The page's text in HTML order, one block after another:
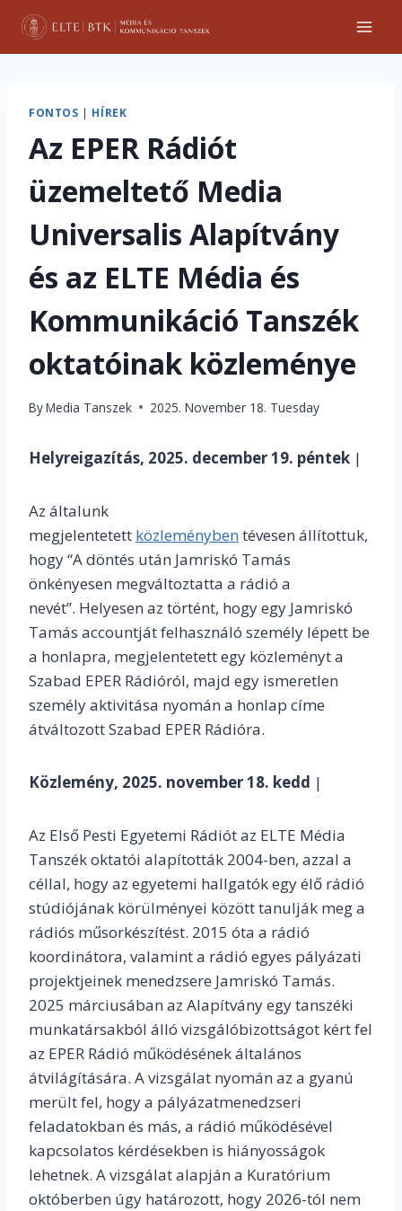
Skip
content
FONTOS | HÍREK
Az EPER Rádiót
üzemeltető Media
Universalis Alapítvány
és az ELTE Média és
Kommunikáció Tanszék
oktatóinak közleménye
ByMedia Tanszek 2025. November 18. Tuesday
Helyreigazítás, 2025. december 19. péntek |
Az általunk
megjelentetett közleménybentévesen állítottuk,
hogy “A döntés után Jamriskó Tamás
önkényesen megváltoztatta a rádió a
nevét”. Helyesen az történt, hogy egy Jamriskó
Tamás accountját felhasználó személy lépett be
a honlapra, megjelentetett egy közleményt a
Szabad EPER Rádióról, majd egy ismeretlen
személy aktivitása nyomán a honlap címe
átváltozott Szabad EPER Rádióra.
Közlemény, 2025. november 18. kedd |
Az Első Pesti Egyetemi Rádiót az ELTE Média
Tanszék oktatói alapították 2004-ben, azzal a
céllal, hogy az egyetemi hallgatók egy élő rádió
stúdiójának körülményei között tanulják meg a
rádiós műsorkészítést. 2015 óta a rádió
koordinátora, valamint a rádió egyes pályázati
projektjeinek menedzsere Jamriskó Tamás.
2025 márciusában az Alapítvány egy tanszéki
munkatársakból álló vizsgálóbizottságot kért fel
az EPER Rádió működésének általános
átvilágítására. A vizsgálat nyomán az a gyanú
merült fel, hogy a pályázatmenedzseri
feladatokban és más, a rádió működésével
kapcsolatos kérdésekben is hiányosságok
lehetnek. A vizsgálat alapján a Kuratórium
októberben úgy határozott, hogy 2026-tól nem